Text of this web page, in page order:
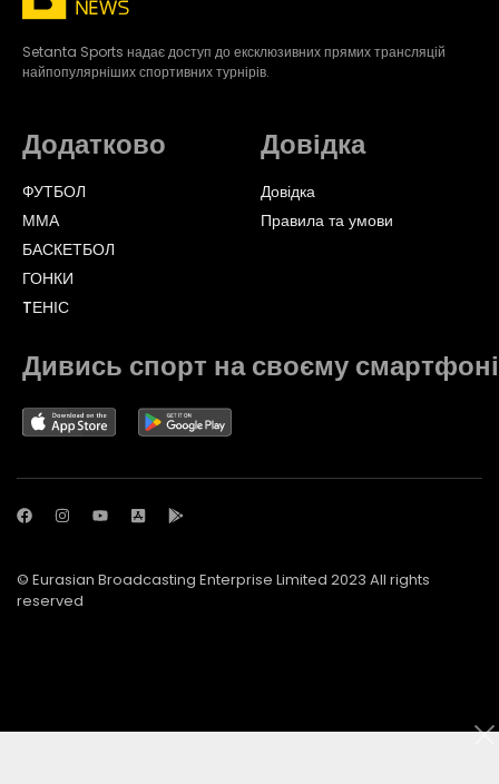
Setanta Sports надає доступ до ексклюзивних прямих трансляцій
найпопулярніших спортивних турнірів.
Додатково
ФУТБОЛ
ММА
БАСКЕТБОЛ
ГОНКИ
TЕНІС
Довідка
Довідка
Правила та умови
Дивись спорт на своєму смартфоні
© Eurasian Broadcasting Enterprise Limited 2023 All rights
reserved